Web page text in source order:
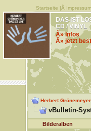
Startseite |Â Impressum
DAS IST
CD / VINYL
Â» Infos
Â» jetzt
Herbert
vBulletin-
Bilderalben